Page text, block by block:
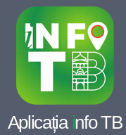
Aplicația info TB